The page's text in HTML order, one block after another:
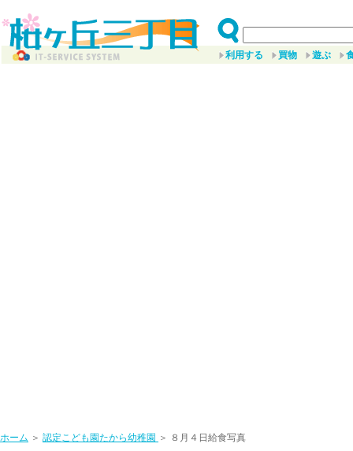
利用する 買物 遊ぶ
ホーム ＞ 認定こども園たから幼稚園 ＞ ８月４日給食写真